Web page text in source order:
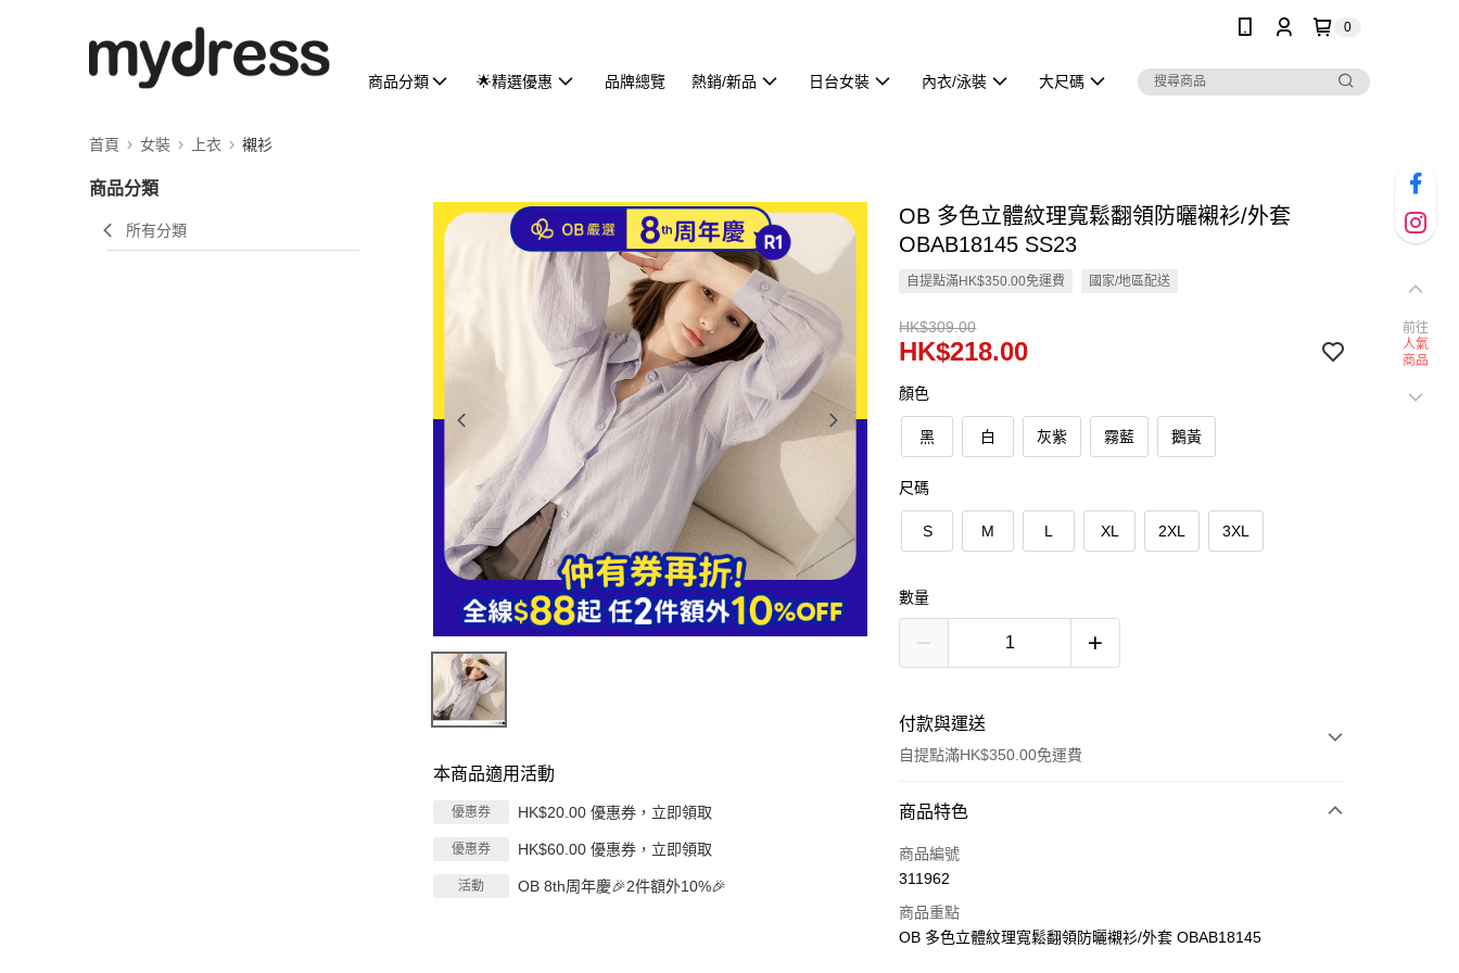
0
商品分類 🌟精選優惠 品牌總覽 熱銷/新品 日台女裝 內衣/泳裝 大尺碼
首頁 女裝 上衣 襯衫
商品分類
所有分類
本商品適用活動
優惠券 HK$20.00 優惠券，立即領取
優惠券 HK$60.00 優惠券，立即領取
活動 OB 8th周年慶🎉2件額外10%🎉
OB 多色立體紋理寬鬆翻領防曬襯衫/外套
OBAB18145 SS23
自提點滿HK$350.00免運費 國家/地區配送
HK$309.00
HK$218.00
顏色
黑 白 灰紫 霧藍 鵝黃
尺碼
S M L XL 2XL 3XL
數量
付款與運送
自提點滿HK$350.00免運費
付款方式
信用卡
AlipayHK
商品特色
商品編號
311962
商品重點
OB 多色立體紋理寬鬆翻領防曬襯衫/外套 OBAB18145
前往
人氣
商品